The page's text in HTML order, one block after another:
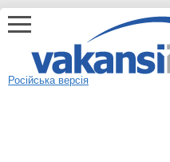
Російська версія